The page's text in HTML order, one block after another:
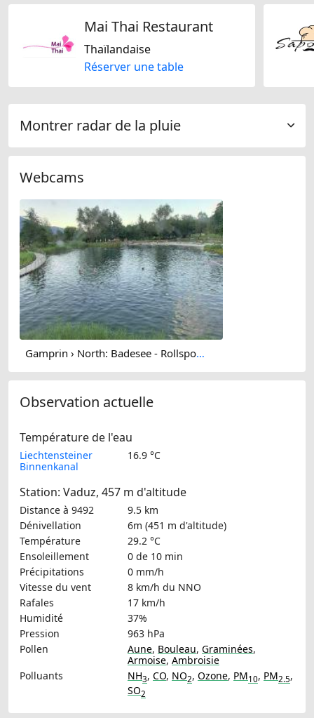
Mai Thai Restaurant
Thaïlandaise
Réserver une table
Montrer radar de la pluie
Webcams
Gamprin › North: Badesee - Rollsportplatz / Pumptrack
Observation actuelle
Température de l'eau
Liechtensteiner
Binnenkanal
16.9 °C
Station: Vaduz, 457 m d'altitude
Distance à 9492
9.5 km
Dénivellation
6m (451 m d'altitude)
Température
29.2 °C
Ensoleillement
0 de 10 min
Précipitations
0 mm/h
Vitesse du vent
8 km/h du NNO
Rafales
17 km/h
Humidité
37%
Pression
963 hPa
Pollen
Aune, Bouleau, Graminées,
Armoise, Ambroisie
Polluants
NH3, CO, NO2, Ozone, PM10, PM2.5,
SO2